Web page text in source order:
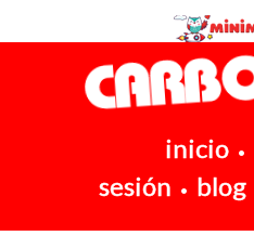
inicio •
sesión • blog